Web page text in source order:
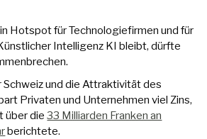
Hotspot für Technologiefirmen und für
Intelligenz KI bleibt, dürfte
Schweiz und die Attraktivität des
Privaten und Unternehmen viel Zins,
über die33 Milliarden Franken an
berichtete.